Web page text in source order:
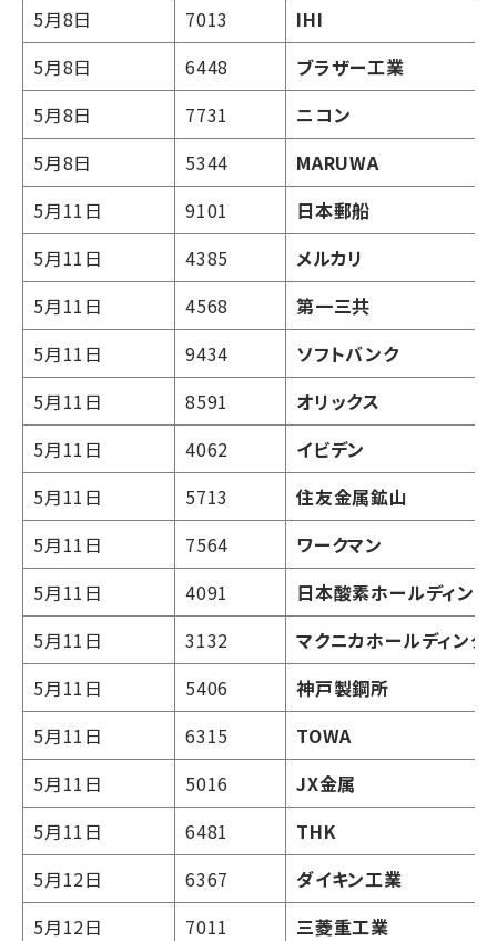
5月8日
7013
IHI
5月8日
6448
ブラザー工業
5月8日
7731
ニコン
5月8日
5344
MARUWA
5月11日
9101
日本郵船
5月11日
4385
メルカリ
5月11日
4568
第一三共
5月11日
9434
ソフトバンク
5月11日
8591
オリックス
5月11日
4062
イビデン
5月11日
5713
住友金属鉱山
5月11日
7564
ワークマン
5月11日
4091
日本酸素ホールディング
5月11日
3132
マクニカホールディング
5月11日
5406
神戸製鋼所
5月11日
6315
TOWA
5月11日
5016
JX金属
5月11日
6481
THK
5月12日
6367
ダイキン工業
5月12日
7011
三菱重工業